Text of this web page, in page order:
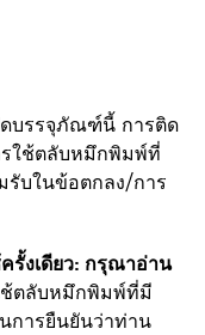
ดบรรจุภัณฑ์นี้ การติด
ใช้ตลับหมึกพิมพ์ที่
รับในข้อตกลง/การ
งเดียว: กรุณาอ่าน
ช้ตลับหมึกพิมพ์ที่มี
การยืนยันว่าท่าน